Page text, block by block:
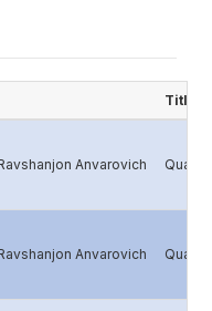
Title
Anvarovich
Anvarovich